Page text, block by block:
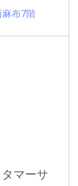
布7階
マーサ